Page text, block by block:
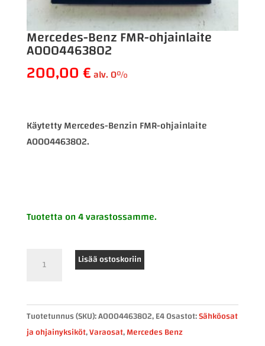
Mercedes-Benz FMR-ohjainlaite
A0004463802
200,00€alv. 0%
Käytetty Mercedes-Benzin FMR-ohjainlaite
A0004463802.
Tuotetta on 4 varastossamme.
Benz
ohjainlaite
A0004463802
määrä
Lisää ostoskoriin
Tuotetunnus (SKU):A0004463802, E4Osastot:Sähköosat
ja ohjainyksiköt,Varaosat,Mercedes Benz